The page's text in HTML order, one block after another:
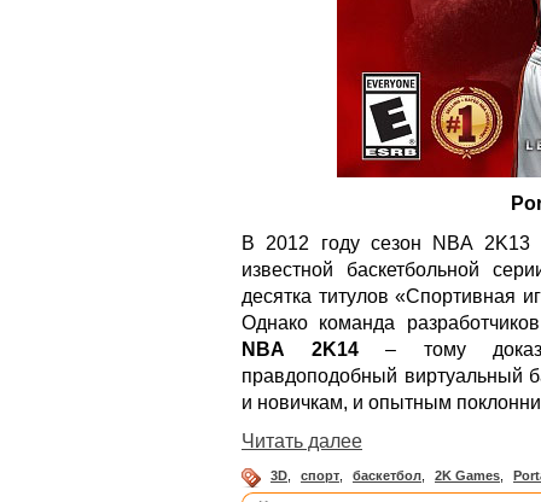
В 2012 году сезон NBA
известной баскетбольной
десятка титулов «Спортивная
Однако команда
NBA 2K14– тому
правдоподобный виртуальный
и новичкам, и опытным
Читать далее
3D, спорт, баскетбол, 2K Games,